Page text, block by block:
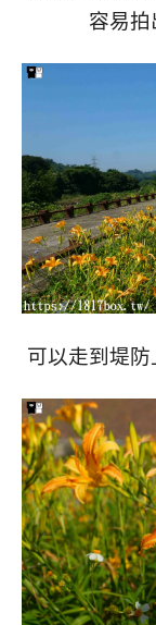
容易拍
可以走到堤防